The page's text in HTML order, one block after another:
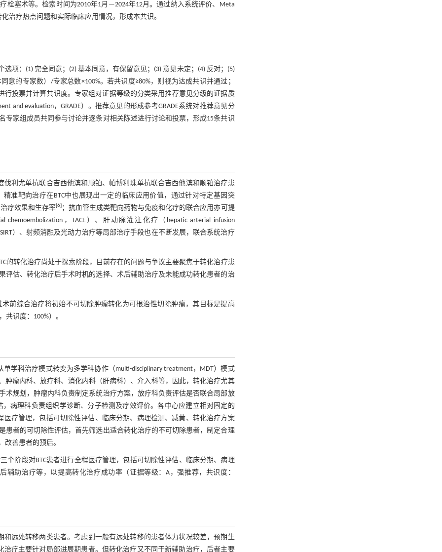
塞术等。检索时间为2010年1月—2024年12月。通过纳入系统评价、Meta
治疗热点问题和实际临床应用情况，形成本共识。
项：(1) 完全同意；(2) 基本同意，有保留意见；(3) 意见未定；(4) 反对；(5)
的专家数）/专家总数×100%。若共识度≥80%，则视为达成共识并通过；
投票并计算共识度。专家组对证据等级的分类采用推荐意见分级的证据质
and evaluation，GRADE）。推荐意见的形成参考GRADE系统对推荐意见分
家组成员共同参与讨论并逐条对相关陈述进行讨论和投票，形成15条共识
利尤单抗联合吉西他滨和顺铂、帕博利珠单抗联合吉西他滨和顺铂治疗患
精准靶向治疗在BTC中也展现出一定的临床应用价值，通过针对特定基因突
治疗效果和生存率[6]；抗血管生成类靶向药物与免疫和化疗的联合应用亦可提
，TACE）、肝动脉灌注化疗（hepatic arterial infusion
）、射频消融及光动力治疗等局部治疗手段也在不断发展，联合系统治疗
的转化治疗尚处于探索阶段，目前存在的问题与争议主要聚焦于转化治疗患
估、转化治疗后手术时机的选择、术后辅助治疗及未能成功转化患者的治
前综合治疗将初始不可切除肿瘤转化为可根治性切除肿瘤，其目标是提高
识度：100%）。
学科治疗模式转变为多学科协作（multi-disciplinary treatment，MDT）模式
肿瘤内科、放疗科、消化内科（肝病科）、介入科等，因此，转化治疗尤其
术规划，肿瘤内科负责制定系统治疗方案，放疗科负责评估是否联合局部放
，病理科负责组织学诊断、分子检测及疗效评价。各中心应建立相对固定的
疗管理，包括可切除性评估、临床分期、病理检测、减黄、转化治疗方案
者的可切除性评估，首先筛选出适合转化治疗的不可切除患者，制定合理
善患者的预后。
个阶段对BTC患者进行全程医疗管理，包括可切除性评估、临床分期、病理
助治疗等，以提高转化治疗成功率（证据等级：A，强推荐，共识度：
远处转移两类患者。考虑到一般有远处转移的患者体力状况较差，预期生
疗主要针对局部进展期患者。但转化治疗又不同于新辅助治疗，后者主要